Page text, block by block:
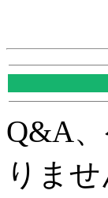
Q&A
りませ